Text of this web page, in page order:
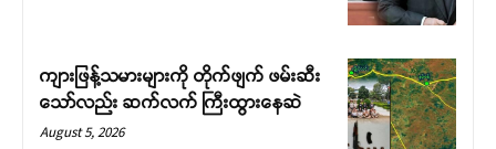
strong. Join us today and help
heard, every voice counts, and
justice can thrive.
ကျားဖြန့်သမားများကို တိုက်ဖျက် ဖမ်းဆီး
သော်လည်း ဆက်လက် ကြီးထွားနေဆဲ
August 5, 2026